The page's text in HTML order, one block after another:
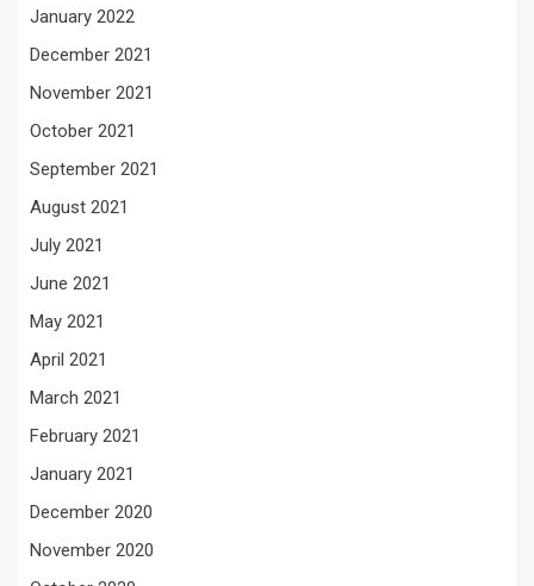
January 2022
December 2021
November 2021
October 2021
September 2021
August 2021
July 2021
June 2021
May 2021
April 2021
March 2021
February 2021
January 2021
December 2020
November 2020